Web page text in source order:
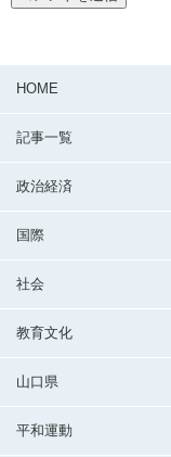
HOME
記事一覧
政治経済
国際
社会
教育文化
山口県
平和運動